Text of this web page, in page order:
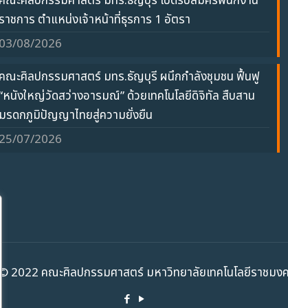
ราชการ ตำแหน่งเจ้าหน้าที่ธุรการ 1 อัตรา
03/08/2026
คณะศิลปกรรมศาสตร์ มทร.ธัญบุรี ผนึกกำลังชุมชน ฟื้นฟู
หนังใหญ่วัดสว่างอารมณ์” ด้วยเทคโนโลยีดิจิทัล สืบสาน
มรดกภูมิปัญญาไทยสู่ความยั่งยืน
25/07/2026
2022 คณะศิลปกรรมศาสตร์ มหาวิทยาลัยเทคโนโลยีราชม